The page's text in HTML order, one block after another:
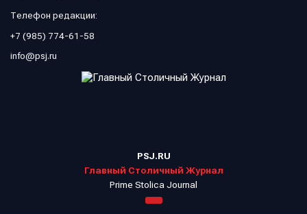
PSJ.RU
Главный Столичный Журнал
Prime Stolica Journal
Телефон редакции:
+7 (985) 774-61-58
info@psj.ru